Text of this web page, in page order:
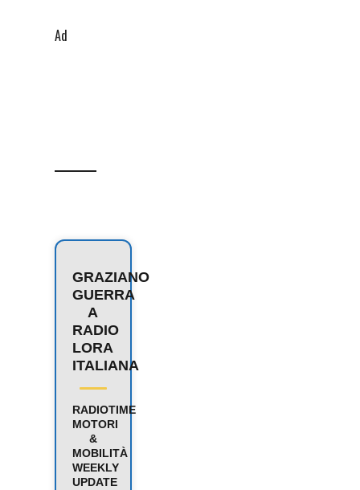
Ad
GRAZIANO
GUERRA
A
RADIO
LORA
ITALIANA
RADIOTIME
MOTORI
&
MOBILITÀ
WEEKLY
UPDATE